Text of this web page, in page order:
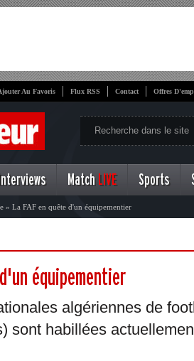
Au Favoris Flux RSS Contact Offres
Interviews Match LIVE Sports
» La FAF en quête d'un équipementier
équipementier
algériennes de
sont habillées